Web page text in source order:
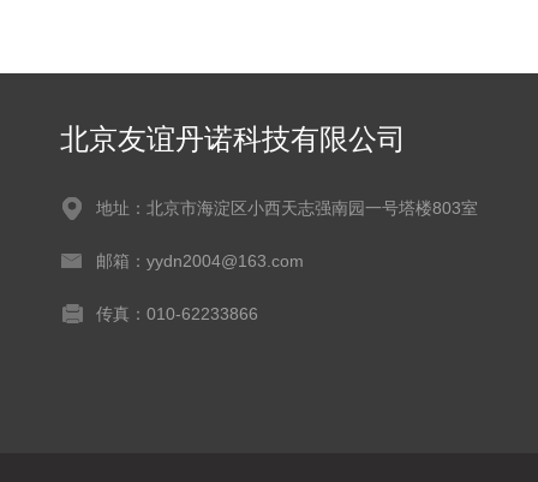
北京友谊丹诺科技有限公司
地址：北京市海淀区小西天志强南园一号塔楼803室
邮箱：yydn2004@163.com
传真：010-62233866